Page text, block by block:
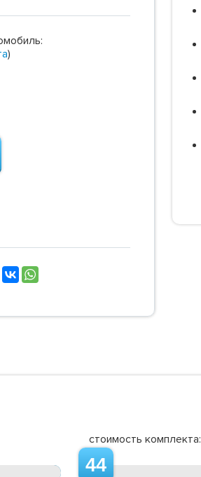
)
стоимость комплекта:
44